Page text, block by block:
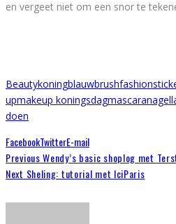
en vergeet niet om een snor te
Beautykoningblauwbrush
upmakeup koningsdagmascara
doen
FacebookTwitterE-mail
PreviousWendy’s basic shoplog met
Next Sheling: tutorial met IciParis